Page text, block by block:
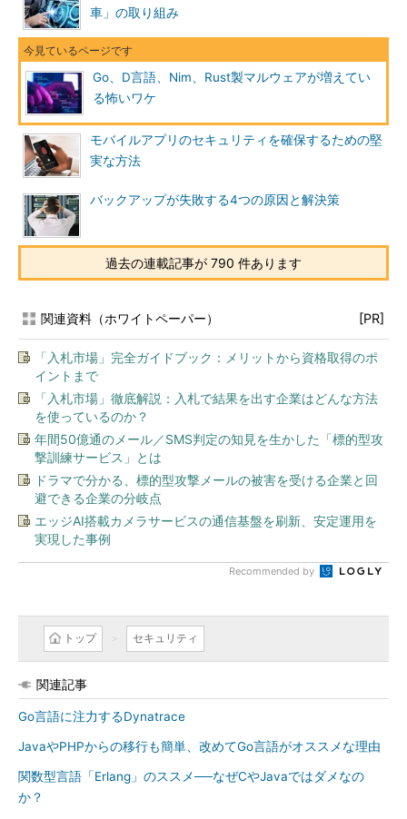
車」の取り組み
Go、D言語、Nim、Rust製マルウェアが増えてい
る怖いワケ
モバイルアプリのセキュリティを確保するための堅
実な方法
バックアップが失敗する4つの原因と解決策
過去の連載記事が 790 件あります
関連資料（ホワイトペーパー） [PR]
「入札市場」完全ガイドブック：メリットから資格取得のポ
イントまで
「入札市場」徹底解説：入札で結果を出す企業はどんな方法
を使っているのか？
年間50億通のメール／SMS判定の知見を生かした「標的型攻
撃訓練サービス」とは
ドラマで分かる、標的型攻撃メールの被害を受ける企業と回
避できる企業の分岐点
エッジAI搭載カメラサービスの通信基盤を刷新、安定運用を
実現した事例
Recommended by
トップ セキュリティ
関連記事
Go言語に注力するDynatrace
JavaやPHPからの移行も簡単、改めてGo言語がオススメな理由
関数型言語「Erlang」のススメ──なぜCやJavaではダメなの
か？